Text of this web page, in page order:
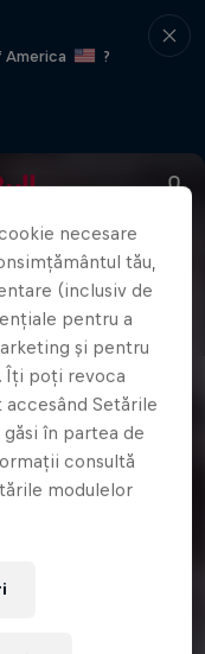
America
?
necesare
tău,
(inclusiv de
pentru a
și pentru
Îți poți revoca
Setările
în partea de
consultă
modulelor